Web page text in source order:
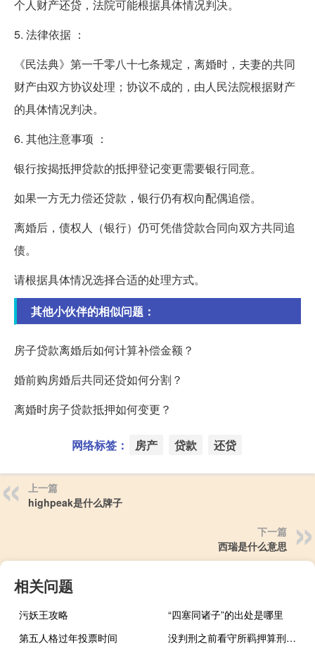
个人财产还贷，法院可能根据具体情况判决。
5. 法律依据 ：
《民法典》第一千零八十七条规定，离婚时，夫妻的共同
财产由双方协议处理；协议不成的，由人民法院根据财产
的具体情况判决。
6. 其他注意事项 ：
银行按揭抵押贷款的抵押登记变更需要银行同意。
如果一方无力偿还贷款，银行仍有权向配偶追偿。
离婚后，债权人（银行）仍可凭借贷款合同向双方共同追
债。
请根据具体情况选择合适的处理方式。
其他小伙伴的相似问题：
房子贷款离婚后如何计算补偿金额？
婚前购房婚后共同还贷如何分割？
离婚时房子贷款抵押如何变更？
网络标签： 房产 贷款 还贷
上一篇
highpeak是什么牌子
下一篇
西瑞是什么意思
相关问题
污妖王攻略
“四塞同诸子”的出处是哪里
第五人格过年投票时间
没判刑之前看守所羁押算刑期吗